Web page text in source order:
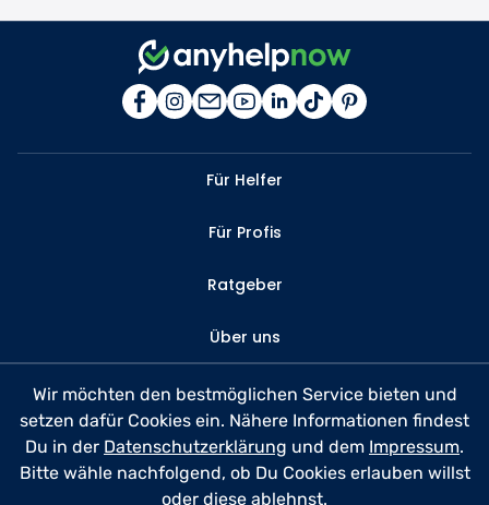
Für Helfer
Für Profis
Ratgeber
Über uns
Kontakt
FAQ
Datenschutz
Wir möchten den bestmöglichen Service bieten und
setzen dafür Cookies ein. Nähere Informationen findest
Du in der Datenschutzerklärung und dem Impressum.
Bitte wähle nachfolgend, ob Du Cookies erlauben willst
oder diese ablehnst.